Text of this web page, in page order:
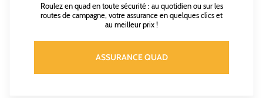
Roulez en quad en toute sécurité : au quotidien ou sur les
routes de campagne, votre assurance en quelques clics et
au meilleur prix !
ASSURANCE QUAD